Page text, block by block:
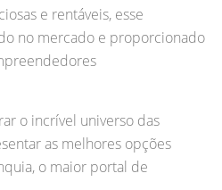
e rentáveis, esse
no mercado e proporcionado
o incrível universo das
as melhores opções
o maior portal de